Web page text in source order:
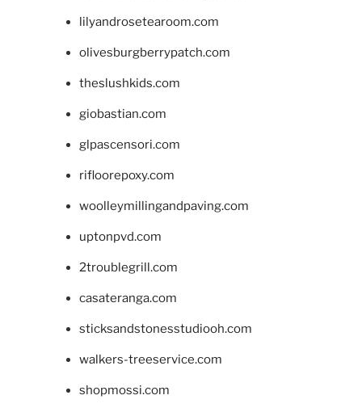
lilyandrosetearoom.com
olivesburgberrypatch.com
theslushkids.com
giobastian.com
glpascensori.com
rifloorepoxy.com
woolleymillingandpaving.com
uptonpvd.com
2troublegrill.com
casateranga.com
sticksandstonesstudiooh.com
walkers-treeservice.com
shopmossi.com